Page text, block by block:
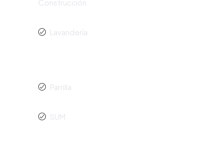
Construcción
Lavandería
Parrilla
SUM